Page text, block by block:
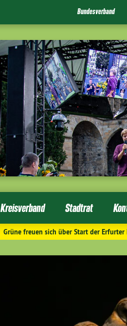
Bundesverband
Kreisverband Stadtrat
Grüne freuen sich über Start der Erfurter